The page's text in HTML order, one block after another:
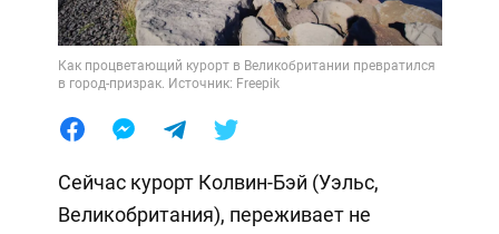
Как процветающий курорт в Великобритании превратился
в город-призрак. Источник: Freepik
Сейчас курорт Колвин-Бэй (Уэльс,
Великобритания), переживает не